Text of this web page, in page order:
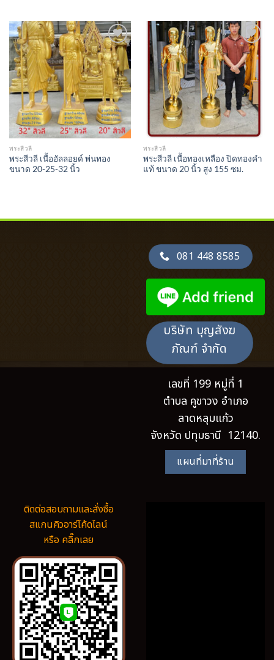
Add to
Wishlist
พระสีวลี
พระสีวลี เนื้ออัลลอยด์ พ่นทอง
ขนาด 20-25-32 นิ้ว
Add to
Wishlist
พระสีวลี
พระสีวลี เนื้อทองเหลือง ปิดทองคำ
แท้ ขนาด 20 นิ้ว สูง 155 ซม.
081 448 8585
บริษัท บุญสังฆ
ภัณฑ์ จำกัด
เลขที่ 199 หมู่ที่ 1
ตำบล คูขาวง อำเภอ
ลาดหลุมแก้ว
จังหวัด ปทุมธานี 12140.
แผนที่มาที่ร้าน
ติดต่อสอบถามและสั่งซื้อ
สแกนคิวอาร์โค้ดไลน์
หรือ คลิ๊กเลย